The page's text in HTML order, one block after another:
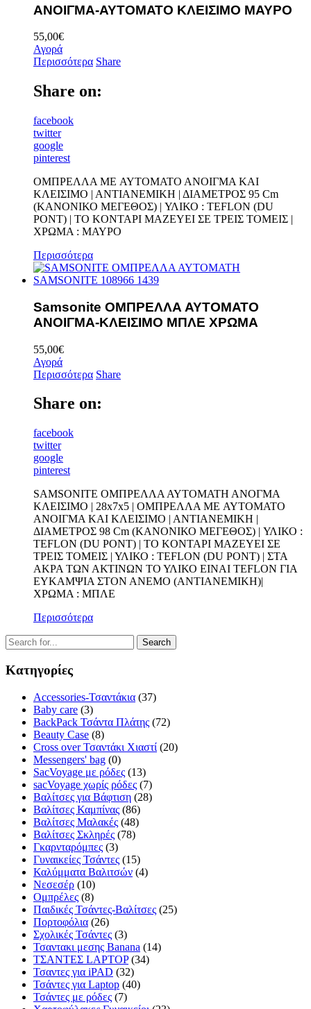
ΑΝΟΙΓΜΑ-ΑΥΤΟΜΑΤΟ ΚΛΕΙΣΙΜΟ ΜΑΥΡΟ
55,00€
Αγορά
Περισσότερα Share
Share on:
facebook
twitter
google
pinterest
OMΠΡΕΛΛΑ ME ΑΥΤΟΜΑΤΟ ΑΝΟΙΓΜΑ KAI
ΚΛΕΙΣΙΜΟ | ΑΝΤΙΑΝΕΜΙΚΗ | ΔΙΑΜΕΤΡΟΣ 95 Cm
(ΚΑΝΟΝΙΚΟ ΜΕΓΕΘΟΣ) | ΥΛΙΚΟ : TEFLON (DU
PONT) | TO KONTAΡΙ ΜΑΖΕΥΕΙ ΣΕ ΤΡΕΙΣ ΤΟΜΕΙΣ |
ΧΡΩΜΑ : ΜΑΥΡΟ
Περισσότερα
Samsonite ΟΜΠΡΕΛΛΑ ΑΥΤΟΜΑΤΟ
ΑΝΟΙΓΜΑ-ΚΛΕΙΣΙΜΟ ΜΠΛΕ ΧΡΩΜΑ
55,00€
Αγορά
Περισσότερα Share
Share on:
facebook
twitter
google
pinterest
SAMSONITE ΟΜΠΡΕΛΛΑ ΑΥΤΟΜΑΤΗ ΑΝΟΓΜΑ
ΚΛΕΙΣΙΜΟ | 28x7x5 | OMΠΡΕΛΛΑ ME ΑΥΤΟΜΑΤΟ
ΑΝΟΙΓΜΑ KAI ΚΛΕΙΣΙΜΟ | ΑΝΤΙΑΝΕΜΙΚΗ |
ΔΙΑΜΕΤΡΟΣ 98 Cm (ΚΑΝΟΝΙΚΟ ΜΕΓΕΘΟΣ) | ΥΛΙΚΟ :
TEFLON (DU PONT) | TO KONTAΡΙ ΜΑΖΕΥΕΙ ΣΕ
ΤΡΕΙΣ ΤΟΜΕΙΣ | ΥΛΙΚΟ : TEFLON (DU PONT) | ΣΤΑ
ΑΚΡΑ ΤΩΝ ΑΚΤΙΝΩΝ ΤΟ ΥΛΙΚΟ ΕΙΝΑΙ TEFLON ΓΙΑ
ΕΥΚΑΜΨΙΑ ΣΤΟΝ ΑΝΕΜΟ (ΑΝΤΙΑΝΕΜΙΚΗ)|
ΧΡΩΜΑ : MΠΛΕ
Περισσότερα
Κατηγορίες
Accessories-Τσαντάκια (37)
Baby care (3)
BackPack Τσάντα Πλάτης (72)
Beauty Case (8)
Cross over Τσαντάκι Χιαστί (20)
Messengers' bag (0)
SacVoyage με ρόδες (13)
sacVoyage χωρίς ρόδες (7)
Βαλίτσες για Βάφτιση (28)
Βαλίτσες Καμπίνας (86)
Βαλίτσες Μαλακές (48)
Βαλίτσες Σκληρές (78)
Γκαρνταρόμπες (3)
Γυναικείες Τσάντες (15)
Καλύμματα Βαλιτσών (4)
Νεσεσέρ (10)
Ομπρέλες (8)
Παιδικές Τσάντες-Βαλίτσες (25)
Πορτοφόλια (26)
Σχολικές Τσάντες (3)
Τσαντακι μεσης Banana (14)
ΤΣΑΝΤΕΣ LAPTOP (34)
Τσαντες για iPAD (32)
Τσάντες για Laptop (40)
Τσάντες με ρόδες (7)